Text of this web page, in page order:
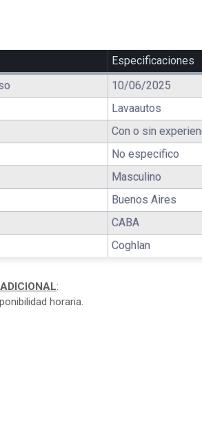
Especificaciones
10/06/2025
Lavaautos
Con o sin
No especifico
Masculino
Buenos Aires
CABA
Coghlan
:
horaria.